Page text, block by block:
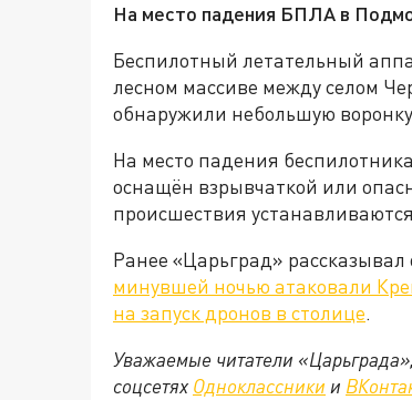
На место падения БПЛА в
Беспилотный летательный
лесном массиве между селом
обнаружили небольшую
На место падения
оснащён взрывчаткой или
происшествия
Ранее «Царьград» рассказывал
минувшей ночью атаковали
на запуск дронов в столице.
Уважаемые читатели
соцсетях Одноклассники и